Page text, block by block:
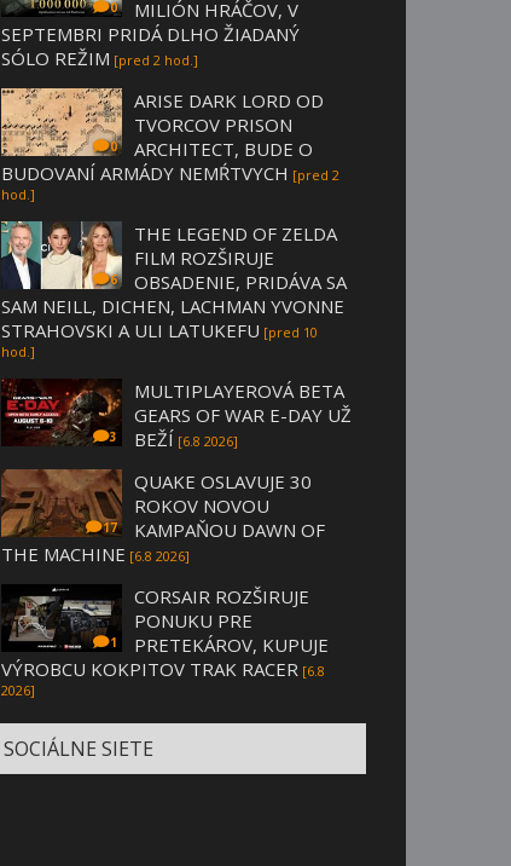
0
MILIÓN HRÁČOV, V
SEPTEMBRI PRIDÁ DLHO ŽIADANÝ
SÓLO REŽIM [pred 2 hod.]
0
ARISE DARK LORD OD
TVORCOV PRISON
ARCHITECT, BUDE O
BUDOVANÍ ARMÁDY NEMŔTVYCH [pred 2
hod.]
6
THE LEGEND OF ZELDA
FILM ROZŠIRUJE
OBSADENIE, PRIDÁVA SA
SAM NEILL, DICHEN, LACHMAN YVONNE
STRAHOVSKI A ULI LATUKEFU [pred 10
hod.]
3
MULTIPLAYEROVÁ BETA
GEARS OF WAR E-DAY UŽ
BEŽÍ [6.8 2026]
17
QUAKE OSLAVUJE 30
ROKOV NOVOU
KAMPAŇOU DAWN OF
THE MACHINE [6.8 2026]
1
CORSAIR ROZŠIRUJE
PONUKU PRE
PRETEKÁROV, KUPUJE
VÝROBCU KOKPITOV TRAK RACER [6.8
2026]
SOCIÁLNE SIETE